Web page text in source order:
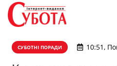
СУБОТНІ ПОРАДИ 10:51,